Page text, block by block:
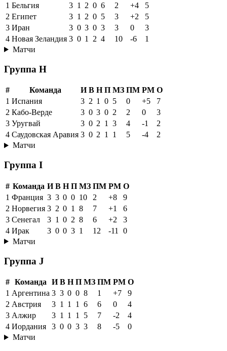
1 Бельгия 3 1 2 0 6 2 +4
5
2 Египет 3 1 2 0 5 3 +2
5
3 Иран 3 0 3 0 3 3 0
3
4 Новая Зеландия 3 0 1 2 4 10 -6
1
Матчи
Группа H
# Команда И В Н П МЗ ПМ РМ О
1 Испания 3 2 1 0 5 0 +5
7
2 Кабо-Верде 3 0 3 0 2 2 0
3
3 Уругвай 3 0 2 1 3 4 -1
2
4 Саудовская Аравия 3 0 2 1 1 5 -4
2
Матчи
Группа I
# Команда И В Н П МЗ ПМ РМ О
1 Франция 3 3 0 0 10 2 +8
9
2 Норвегия 3 2 0 1 8 7 +1
6
3 Сенегал 3 1 0 2 8 6 +2
3
4 Ирак 3 0 0 3 1 12 -11
0
Матчи
Группа J
# Команда И В Н П МЗ ПМ РМ О
1 Аргентина 3 3 0 0 8 1 +7
9
2 Австрия 3 1 1 1 6 6 0
4
3 Алжир 3 1 1 1 5 7 -2
4
4 Иордания 3 0 0 3 3 8 -5
0
Матчи